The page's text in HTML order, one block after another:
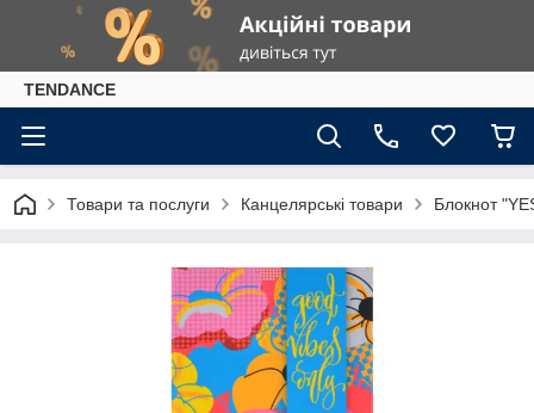
TENDANCE
Товари та послуги Канцелярські товари Блокнот